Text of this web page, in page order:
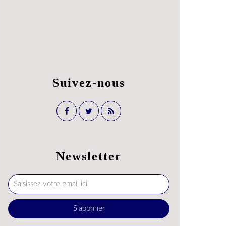
Newsletter
Suivez-nous